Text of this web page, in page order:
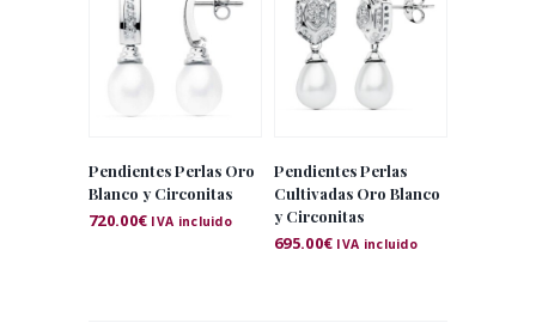
Pendientes Perlas Oro
Blanco y Circonitas
720.00€ IVA incluido
Pendientes Perlas
Cultivadas Oro Blanco
y Circonitas
695.00€ IVA incluido